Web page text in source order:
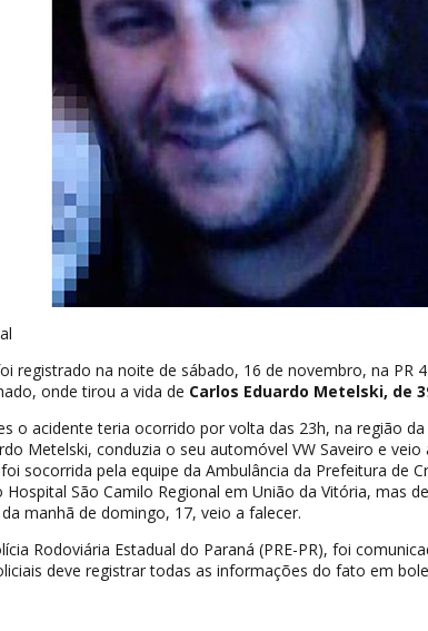
registrado na noite de sábado, 16 de novembro, na PR
onde tirou a vida de Carlos Eduardo Metelski, de
o acidente teria ocorrido por volta das 23h, na região da
Metelski, conduzia o seu automóvel VW Saveiro e
socorrida pela equipe da Ambulância da Prefeitura de
São Camilo Regional em União da Vitória, mas
manhã de domingo, 17, veio a falecer.
Rodoviária Estadual do Paraná (PRE-PR), foi
deve registrar todas as informações do fato em